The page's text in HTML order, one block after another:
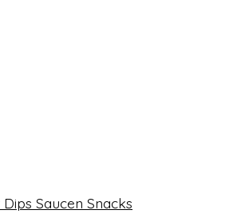
Saucen Snacks